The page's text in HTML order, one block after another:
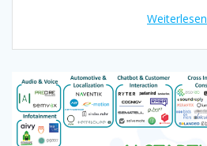
Weiterlesen